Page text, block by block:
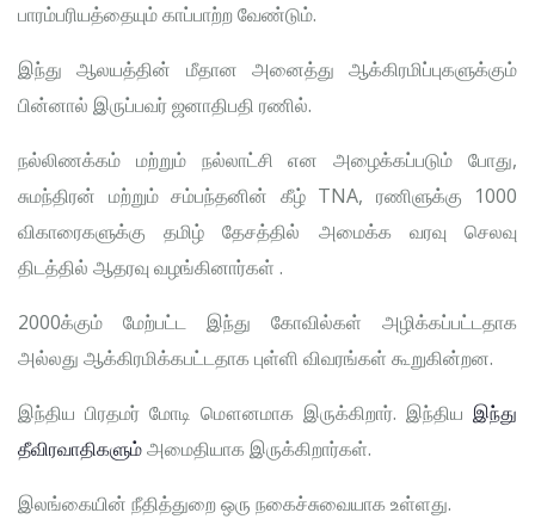
பாரம்பரியத்தையும் காப்பாற்ற வேண்டும்.
இந்து ஆலயத்தின் மீதான அனைத்து ஆக்கிரமிப்புகளுக்கும்
பின்னால் இருப்பவர் ஜனாதிபதி ரணில்.
நல்லிணக்கம் மற்றும் நல்லாட்சி என அழைக்கப்படும் போது,
சுமந்திரன் மற்றும் சம்பந்தனின் கீழ் TNA, ரணிளுக்கு 1000
விகாரைகளுக்கு தமிழ் தேசத்தில் அமைக்க வரவு செலவு
திடத்தில் ஆதரவு வழங்கினார்கள் .
2000க்கும் மேற்பட்ட இந்து கோவில்கள் அழிக்கப்பட்டதாக
அல்லது ஆக்கிரமிக்கபட்டதாக புள்ளி விவரங்கள் கூறுகின்றன.
இந்திய பிரதமர் மோடி மௌனமாக இருக்கிறார். இந்திய இந்து
தீவிரவாதிகளும்அமைதியாக இருக்கிறார்கள்.
இலங்கையின் நீதித்துறை ஒரு நகைச்சுவையாக உள்ளது.